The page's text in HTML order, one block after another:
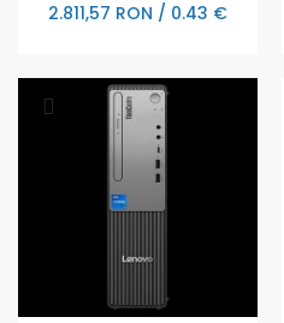
2.811,57 RON / 0.43 €